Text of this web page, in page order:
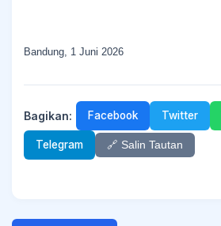
Bandung, 1 Juni 2026
Bagikan: Facebook Twitter
Telegram 🔗 Salin Tautan